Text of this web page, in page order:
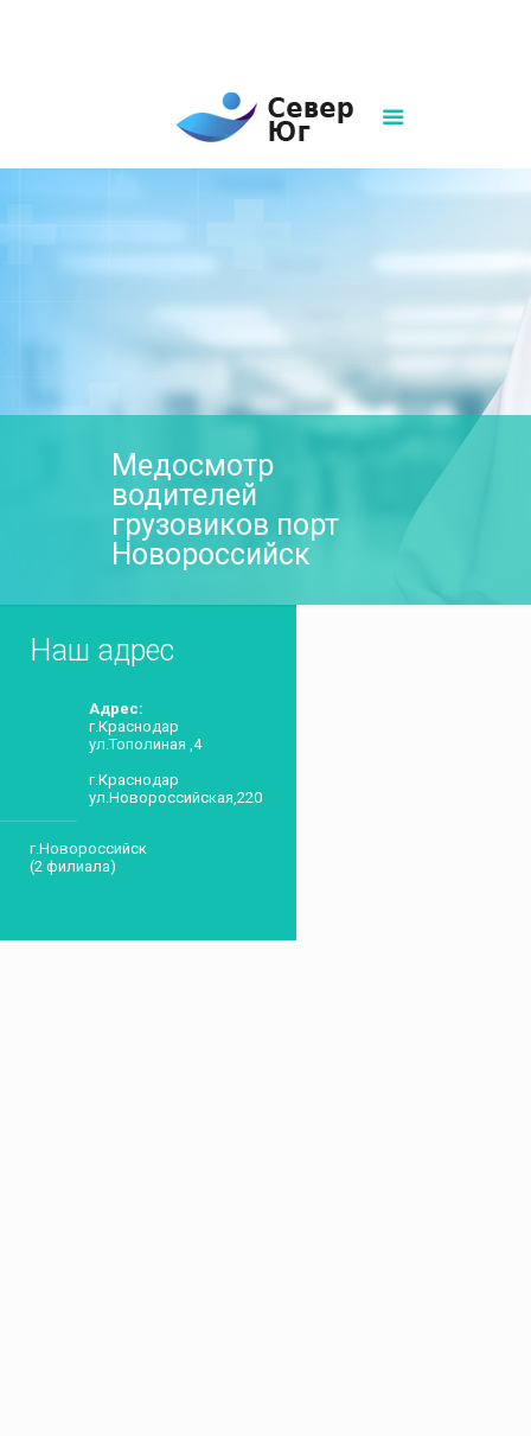
Медосмотр
водителей
грузовиков порт
Новороссийск
Наш адрес
Адрес:
г.Краснодар
ул.Тополиная ,4
г.Краснодар
ул.Новороссийская,220
г.Новороссийск
(2 филиала)